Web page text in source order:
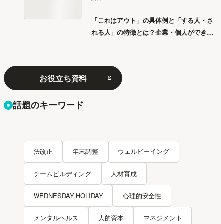
「これはアウト」の具体例と「する人・さ
れる人」の特徴とは？企業・個人ができる
お役立ち資料
話題のキーワード
法改正 年末調整 ウェルビーイング
チームビルディング 人材育成
WEDNESDAY HOLIDAY 心理的安全性
メンタルヘルス 人的資本 マネジメント